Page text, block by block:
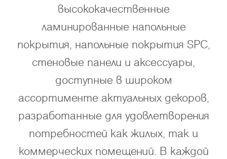
высококачественные
ламинированные напольные
покрытия, напольные покрытия SPC,
стеновые панели и аксессуары,
доступные в широком
ассортименте актуальных декоров,
разработанные для удовлетворения
потребностей как жилых, так и
коммерческих помещений. В каждой